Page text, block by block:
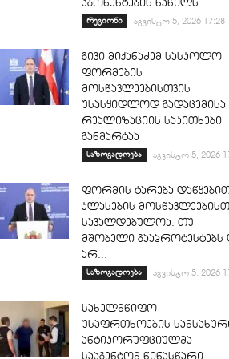
აბონენტების ნაწილს
რეგიონი აგვისტო 5, 2026 17:28
გივი მიქანაძემ სასკოლო
ფორმების
მოსწავლეებისთვის
უსასყიდლოდ გადაცემისა
რეალიზაციის საკითხები
განმარტაა
საზოგადოება აგვისტო 5, 2026
ფორმის ტარება
კლასების
სავალდებულოა. თუ
მშობელი გააპროტესტებს
არ...
საზოგადოება აგვისტო 5, 2026
სახელმწიფო
უსაფრთხოების
ანტიკორუფციულმა
სააგენტომ წინასწარი